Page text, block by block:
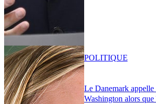
Le Danemark appelle
Washington alors
POLITIQUE